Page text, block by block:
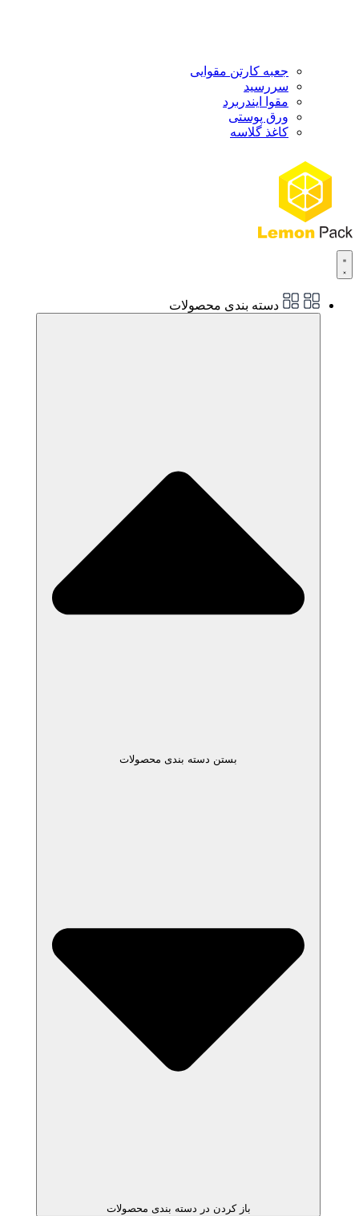
جعبه کارتن مقوایی
سررسید
مقوا ایندربرد
ورق پوستی
کاغذ گلاسه
دسته بندی محصولات
بستن دسته بندی محصولات
باز کردن در دسته بندی محصولات